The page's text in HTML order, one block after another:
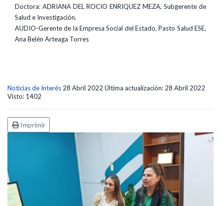
Doctora: ADRIANA DEL ROCIO ENRIQUEZ MEZA, Subgerente de
Salud e Investigación.
AUDIO-Gerente de la Empresa Social del Estado, Pasto Salud ESE,
Ana Belén Arteaga Torres
Noticias de Interés 28 Abril 2022 Última actualización: 28 Abril 2022
Visto: 1402
Imprimir